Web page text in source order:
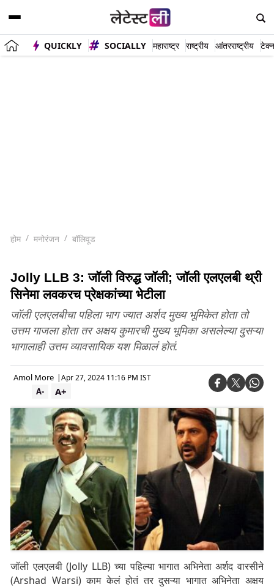
QUICKLY SOCIALLY महाराष्ट्र राष्ट्रीय आंतरराष्ट्रीय
होम मनोरंजन बॉलिवूड
Jolly LLB 3: जॉली विरुद्ध जॉली; जॉली एलएलबी थ्री
सिनेमा लवकरच प्रेक्षकांच्या भेटीला
जॉली एलएलबीचा पहिला भाग ज्यात अर्शद मुख्य भूमिकेत होता तो
उत्तम गाजला होता तर अक्षय कुमारची मुख्य भूमिका असलेल्या दुसऱ्या
भागालाही उत्तम व्यावसायिक यश मिळालं होतं.
Amol More |Apr 27, 2024 11:16 PM IST
A+
A-
जॉली एलएलबी (Jolly LLB) च्या पहिल्या भागात अभिनेता अर्शद वारसीने
(Arshad Warsi) काम केलं होतं तर दुसऱ्या भागात अभिनेता अक्षय